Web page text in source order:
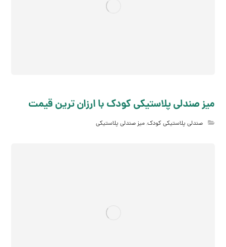
میز صندلی پلاستیکی کودک با ارزان ترین قیمت
صندلی پلاستیکی کودک,میز صندلی پلاستیکی